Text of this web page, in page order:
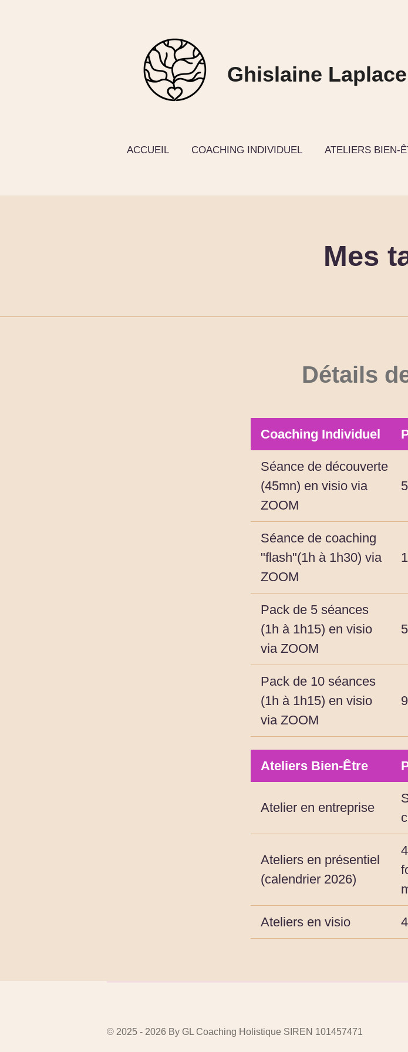
Ghislaine Laplace
ACCUEIL COACHING INDIVIDUEL ATELIERS BIEN-
Mes
Détails
Coaching Individuel
Séance de découverte
(45mn) en visio via
ZOOM
Séance de coaching
"flash"(1h à 1h30) via
ZOOM
Pack de 5 séances
(1h à 1h15) en visio
via ZOOM
Pack de 10 séances
(1h à 1h15) en visio
via ZOOM
Ateliers Bien-Être
Atelier en entreprise
Ateliers en présentiel
(calendrier 2026)
Ateliers en visio
© 2025 - 2026 By GL Coaching Holistique SIREN 101457471